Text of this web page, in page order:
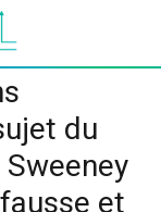
du
et